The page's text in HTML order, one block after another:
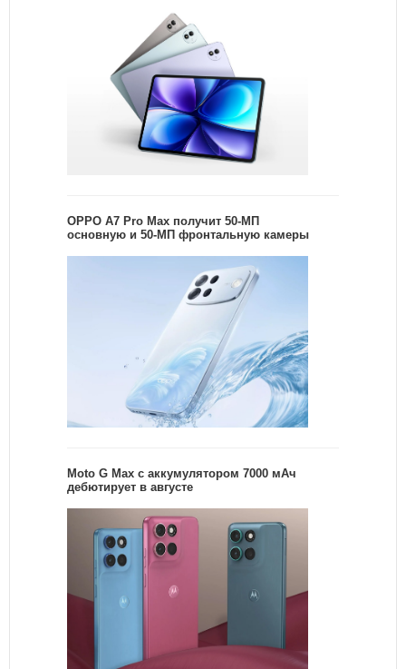
OPPO A7 Pro Max получит 50-МП
основную и 50-МП фронтальную камеры
Moto G Max с аккумулятором 7000 мАч
дебютирует в августе